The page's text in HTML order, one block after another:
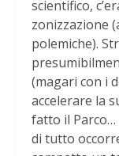
scientifico,
zonizzazione
polemiche).
(magari con i
accelerare la
fatto il
di tutto